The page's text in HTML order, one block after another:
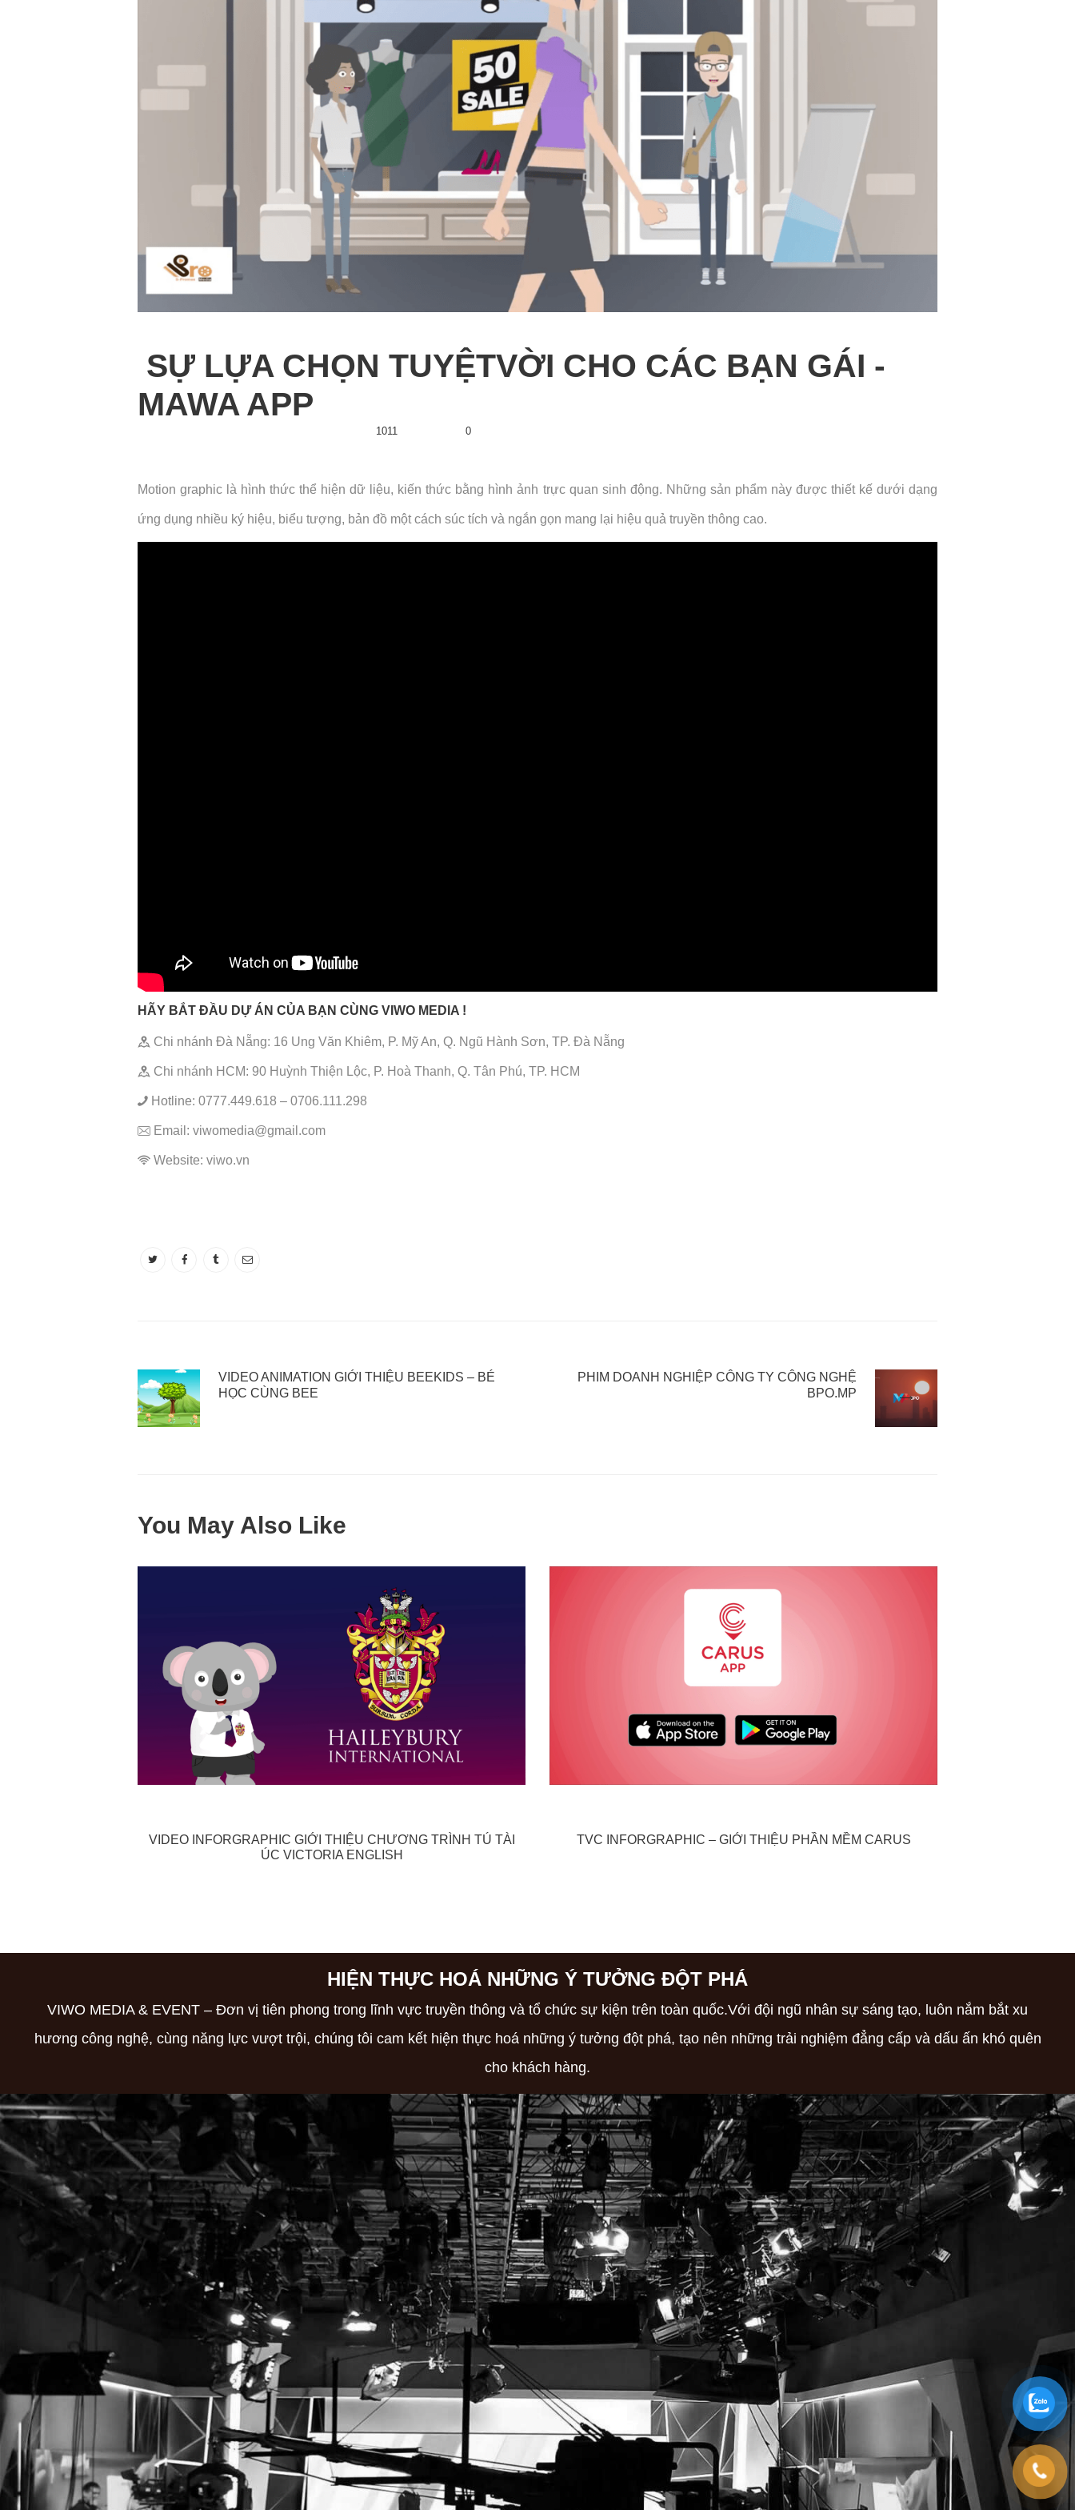
SỰ LỰA CHỌN TUYỆTVỜI CHO CÁC BẠN GÁI -
MAWA APP
1011 0
Motion graphic là hình thức thể hiện dữ liệu, kiến thức bằng hình ảnh trực quan sinh động. Những sản phẩm này được thiết kế dưới dạng
ứng dụng nhiều ký hiệu, biểu tượng, bản đồ một cách súc tích và ngắn gọn mang lại hiệu quả truyền thông cao.
HÃY BẮT ĐẦU DỰ ÁN CỦA BẠN CÙNG VIWO MEDIA !
Chi nhánh Đà Nẵng: 16 Ung Văn Khiêm, P. Mỹ An, Q. Ngũ Hành Sơn, TP. Đà Nẵng
Chi nhánh HCM: 90 Huỳnh Thiện Lộc, P. Hoà Thanh, Q. Tân Phú, TP. HCM
Hotline: 0777.449.618 – 0706.111.298
Email: viwomedia@gmail.com
Website: viwo.vn
VIDEO ANIMATION GIỚI THIỆU BEEKIDS – BÉ
HỌC CÙNG BEE
PHIM DOANH NGHIỆP CÔNG TY CÔNG NGHỆ
BPO.MP
You May Also Like
VIDEO INFORGRAPHIC GIỚI THIỆU CHƯƠNG TRÌNH TÚ TÀI
ÚC VICTORIA ENGLISH
TVC INFORGRAPHIC – GIỚI THIỆU PHẦN MỀM CARUS
HIỆN THỰC HOÁ NHỮNG Ý TƯỞNG ĐỘT PHÁ
VIWO MEDIA & EVENT – Đơn vị tiên phong trong lĩnh vực truyền thông và tổ chức sự kiện trên toàn quốc.Với đội ngũ nhân sự sáng tạo, luôn nắm bắt xu
hương công nghệ, cùng năng lực vượt trội, chúng tôi cam kết hiện thực hoá những ý tưởng đột phá, tạo nên những trải nghiệm đẳng cấp và dấu ấn khó quên
cho khách hàng.